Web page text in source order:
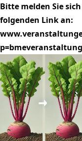
Bitte melden Sie
folgenden Link an: